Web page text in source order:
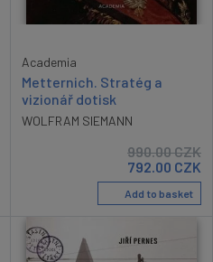
Academia
Metternich. Stratég a
vizionář dotisk
WOLFRAM SIEMANN
990.00CZK
792.00 CZK
Add to basket